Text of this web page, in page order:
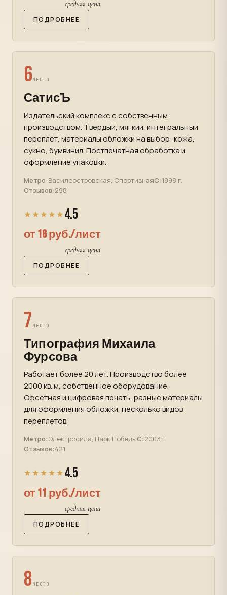
средняя цена
ПОДРОБНЕЕ
6МЕСТО
СатисЪ
Издательский комплекс с собственным
производством. Твердый, мягкий, интегральный
переплет, материалы обложки на выбор: кожа,
сукно, бумвинил. Постпечатная обработка и
оформление упаковки.
Метро:Василеостровская, СпортивнаяС:1998 г.
Отзывов:298
★★★★★ 4.5
от 16 руб./лист
средняя цена
ПОДРОБНЕЕ
7 МЕСТО
Типография Михаила
Фурсова
Работает более 20 лет. Производство более
2000 кв. м, собственное оборудование.
Офсетная и цифровая печать, разные материалы
для оформления обложки, несколько видов
переплетов.
Метро:Электросила, Парк ПобедыС:2003 г.
Отзывов:421
★★★★★ 4.5
от 11 руб./лист
средняя цена
ПОДРОБНЕЕ
8 МЕСТО